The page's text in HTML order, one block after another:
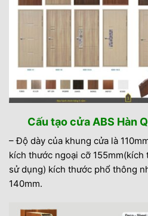
Cấu tạo cửa ABS Hàn
– Độ dày của khung cửa là
kích thước ngoại cỡ
sử dụng) kích thước phổ thông
140mm.